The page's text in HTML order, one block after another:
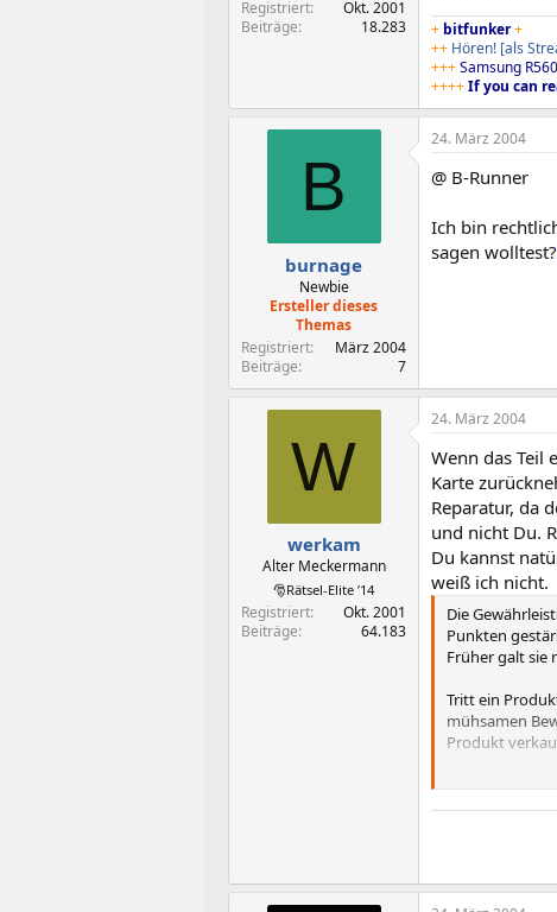
Registriert
Okt. 2001
Beiträge
18.283 + bitfunker+
++ Hören! [als
+++Samsung
++++If you can
B
burnage
Newbie
Ersteller dieses
Themas
Registriert
März 2004
Beiträge
7
24. März 2004
@ B-Runner
Ich bin
sagen wolltest?
W
werkam
Alter Meckermann
🎅Rätsel-Elite ’14
Registriert
Okt. 2001
Beiträge
64.183
24. März 2004
Wenn das Teil
Karte
Reparatur, da
und nicht Du.
Du kannst
weiß ich nicht.
Die
Punkten
Früher galt sie
Tritt ein
mühsamen
Produkt
Tritt der
schon beim
Die
tragen. Erst